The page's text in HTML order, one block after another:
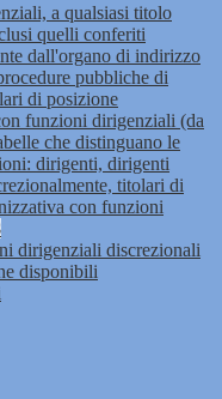
a qualsiasi titolo
quelli conferiti
dall'organo di indirizzo
pubbliche di
di posizione
funzioni dirigenziali (da
che distinguano le
dirigenti, dirigenti
titolari di
con funzioni
dirigenziali discrezionali
disponibili